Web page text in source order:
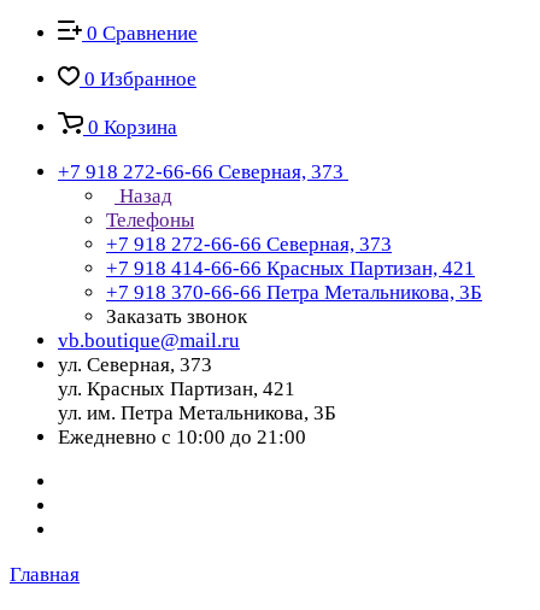
0 Сравнение
0 Избранное
0 Корзина
+7 918 272-66-66 Северная, 373
Назад
Телефоны
+7 918 272-66-66 Северная, 373
+7 918 414-66-66 Красных Партизан, 421
+7 918 370-66-66 Петра Метальникова, 3Б
Заказать звонок
vb.boutique@mail.ru
ул. Северная, 373
ул. Красных Партизан, 421
ул. им. Петра Метальникова, 3Б
Ежедневно с 10:00 до 21:00
Главная